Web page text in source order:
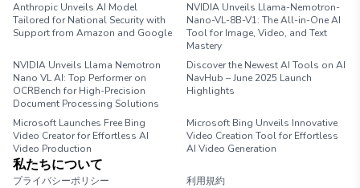
Anthropic Unveils AI Model
Tailored for National Security with
Support from Amazon and Google
NVIDIA Unveils Llama-Nemotron-
Nano-VL-8B-V1: The All-in-One AI
Tool for Image, Video, and Text
Mastery
NVIDIA Unveils Llama Nemotron
Nano VL AI: Top Performer on
OCRBench for High-Precision
Document Processing Solutions
Discover the Newest AI Tools on AI
NavHub – June 2025 Launch
Highlights
Microsoft Launches Free Bing
Video Creator for Effortless AI
Video Production
Microsoft Bing Unveils Innovative
Video Creation Tool for Effortless
AI Video Generation
私たちについて
プライバシーポリシー 利用規約